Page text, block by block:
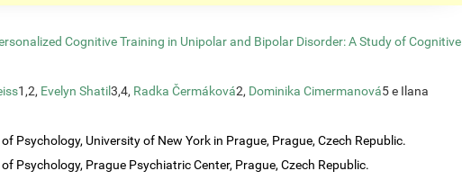
Cognitive Training in Unipolar and Bipolar Disorder: A Study of Cognitive
1,2, Evelyn Shatil3,4, Radka Čermáková2, Dominika Cimermanová5 e Ilana
Psychology, University of New York in Prague, Prague, Czech Republic.
Psychology, Prague Psychiatric Center, Prague, Czech Republic.